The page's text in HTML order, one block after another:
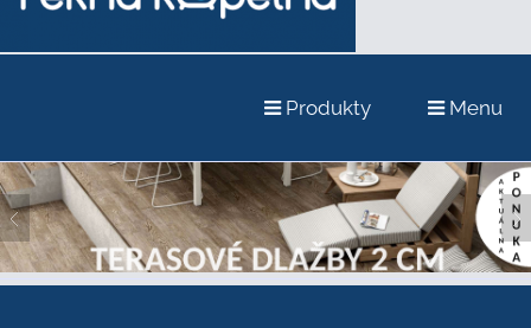
Produkty Menu